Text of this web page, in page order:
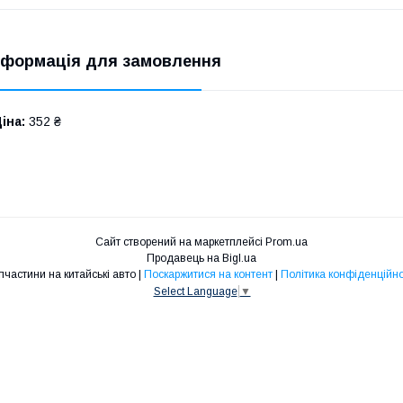
для замовлення
352 ₴
Сайт створений на маркетплейсі Prom.ua
Продавець на Bigl.ua
Запчастини на китайські авто | Поскаржитися на контент | Політика
Select Language ▼